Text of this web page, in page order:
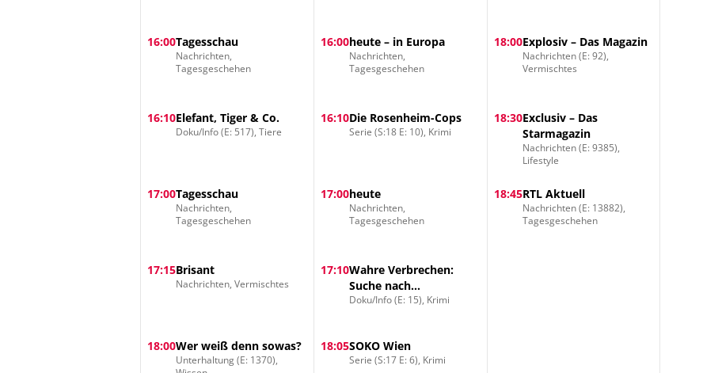
16:00Tagesschau
Nachrichten,
Tagesgeschehen
16:10Elefant, Tiger & Co.
Doku/Info (E: 517), Tiere
17:00Tagesschau
Nachrichten,
Tagesgeschehen
17:15Brisant
Nachrichten, Vermischtes
18:00Wer weiß denn sowas?
Unterhaltung (E: 1370),
16:00heute – in Europa
Nachrichten,
Tagesgeschehen
16:10Die Rosenheim-Cops
Serie (S:18 E: 10), Krimi
17:00heute
Nachrichten,
Tagesgeschehen
17:10Wahre Verbrechen:
Suche nach
Gerechtigkeit
Doku/Info (E: 15), Krimi
18:05SOKO Wien
Serie (S:17 E: 6), Krimi
18:00Explosiv – Das Magazin
Nachrichten (E: 92),
Vermischtes
18:30Exclusiv – Das
Starmagazin
Nachrichten (E: 9385),
Lifestyle
18:45RTL Aktuell
Nachrichten (E: 13882),
Tagesgeschehen